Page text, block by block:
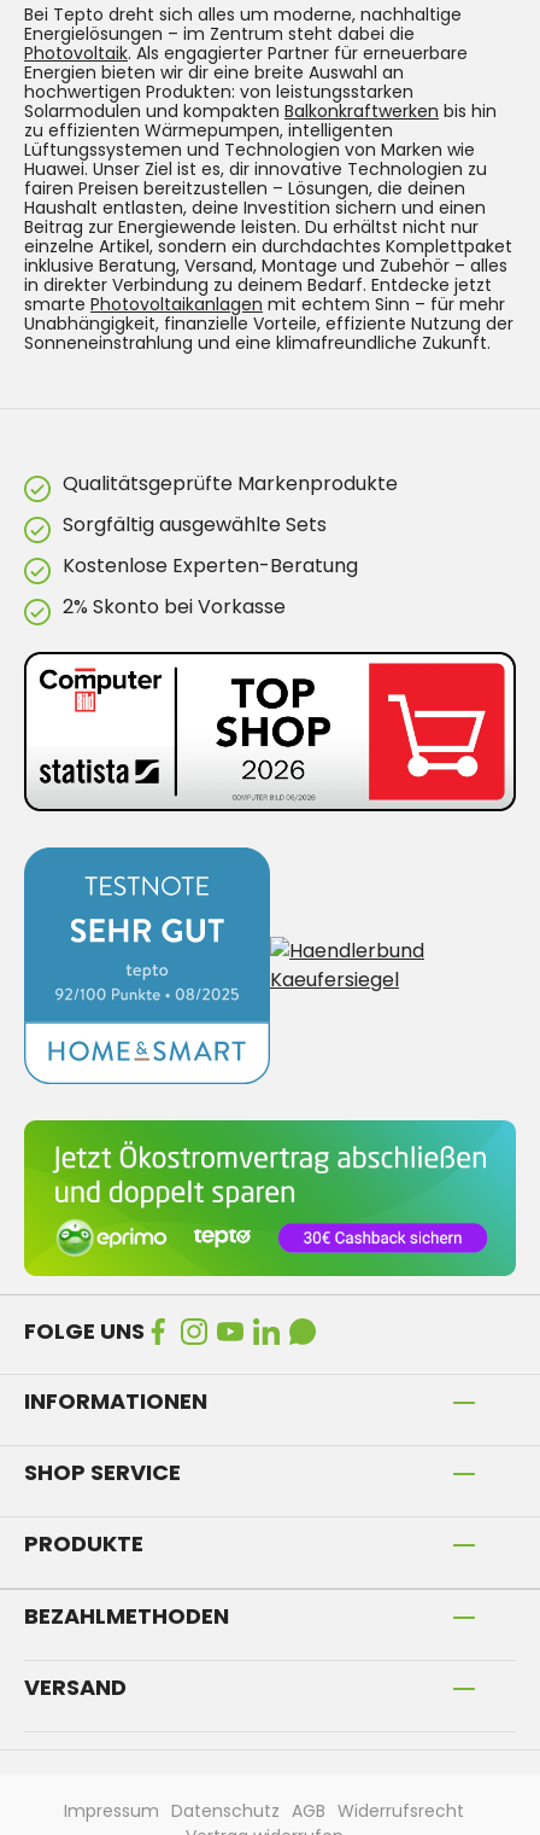
Bei Tepto dreht sich alles um moderne, nachhaltige
Energielösungen – im Zentrum steht dabei die
Photovoltaik. Als engagierter Partner für erneuerbare
Energien bieten wir dir eine breite Auswahl an
hochwertigen Produkten: von leistungsstarken
Solarmodulen und kompakten Balkonkraftwerken bis hin
zu effizienten Wärmepumpen, intelligenten
Lüftungssystemen und Technologien von Marken wie
Huawei. Unser Ziel ist es, dir innovative Technologien zu
fairen Preisen bereitzustellen – Lösungen, die deinen
Haushalt entlasten, deine Investition sichern und einen
Beitrag zur Energiewende leisten. Du erhältst nicht nur
einzelne Artikel, sondern ein durchdachtes Komplettpaket
inklusive Beratung, Versand, Montage und Zubehör – alles
in direkter Verbindung zu deinem Bedarf. Entdecke jetzt
smarte Photovoltaikanlagen mit echtem Sinn – für mehr
Unabhängigkeit, finanzielle Vorteile, effiziente Nutzung der
Sonneneinstrahlung und eine klimafreundliche Zukunft.
Qualitätsgeprüfte Markenprodukte
Sorgfältig ausgewählte Sets
Kostenlose Experten-Beratung
2% Skonto bei Vorkasse
FOLGE UNS
INFORMATIONEN
SHOP SERVICE
PRODUKTE
BEZAHLMETHODEN
VERSAND
Impressum Datenschutz AGB Widerrufsrecht